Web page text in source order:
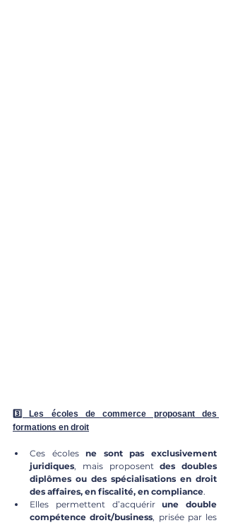
3️⃣ Les écoles de commerce proposant des
formations en droit
Ces écoles ne sont pas exclusivement
juridiques, mais proposent des doubles
diplômes ou des spécialisations en droit
des affaires, en fiscalité, en compliance.
Elles permettent d’acquérir une double
compétence droit/business, prisée par les